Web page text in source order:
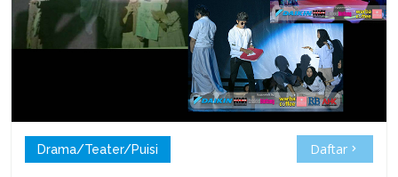
Drama/Teater/Puisi Daftar